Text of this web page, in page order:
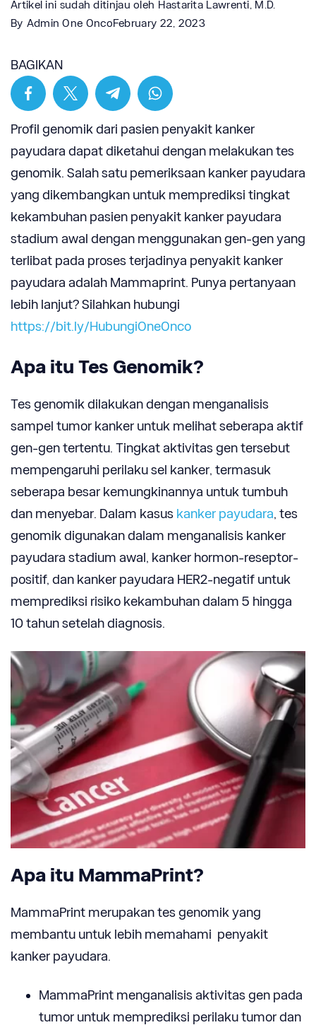
Artikel ini sudah ditinjau oleh Hastarita Lawrenti, M.D.
By Admin One OncoFebruary 22, 2023
BAGIKAN
Profil genomik dari pasien penyakit kanker
payudara dapat diketahui dengan melakukan tes
genomik. Salah satu pemeriksaan kanker payudara
yang dikembangkan untuk memprediksi tingkat
kekambuhan pasien penyakit kanker payudara
stadium awal dengan menggunakan gen-gen yang
terlibat pada proses terjadinya penyakit kanker
payudara adalah Mammaprint. Punya pertanyaan
lebih lanjut? Silahkan hubungi
https://bit.ly/HubungiOneOnco
Apa itu Tes Genomik?
Tes genomik dilakukan dengan menganalisis
sampel tumor kanker untuk melihat seberapa aktif
gen-gen tertentu. Tingkat aktivitas gen tersebut
mempengaruhi perilaku sel kanker, termasuk
seberapa besar kemungkinannya untuk tumbuh
dan menyebar. Dalam kasus kanker payudara, tes
genomik digunakan dalam menganalisis kanker
payudara stadium awal, kanker hormon-reseptor-
positif, dan kanker payudara HER2-negatif untuk
memprediksi risiko kekambuhan dalam 5 hingga
10 tahun setelah diagnosis.
Apa itu MammaPrint?
MammaPrint merupakan tes genomik yang
membantu untuk lebih memahami penyakit
kanker payudara.
MammaPrint menganalisis aktivitas gen pada
tumor untuk memprediksi perilaku tumor dan